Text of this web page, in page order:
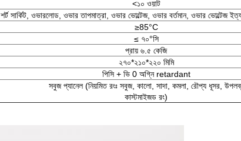
<১০ ওয়াট
শর্ট সার্কিট, ওভারলোড, ওভার তাপমাত্রা, ওভার ভোল্টেজ, ওভার বর্তমান, ওভার ভোল্টেজ
≥85°C
≤ ৭০°সি
প্রায় ৬.৫ কেজি
২৭০*২১০*২২০ মিমি
পিসি + ভি 0 অগ্নি retardant
সবুজ প্যানেল (নিয়মিত রংঃ সবুজ, কালো, সাদা, কমলা, রৌপ্য ধূসর,
কাস্টমাইজড রং)